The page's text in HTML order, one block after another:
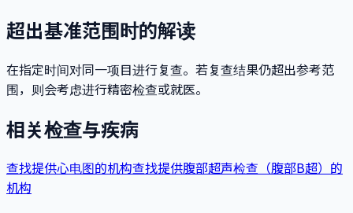
超出基准范围时的解读
在指定时间对同一项目进行复查。若复查结果仍超出参考范
围，则会考虑进行精密检查或就医。
相关检查与疾病
查找提供心电图的机构查找提供腹部超声检查（腹部B超）的
机构